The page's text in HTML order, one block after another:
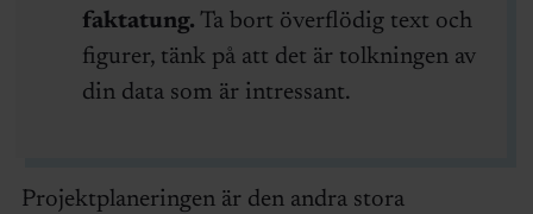
faktatung. Ta bort överflödig text och
figurer, tänk på att det är tolkningen av
din data som är intressant.
Projektplaneringen är den andra stora